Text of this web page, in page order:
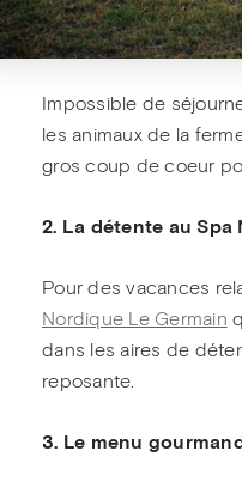
Impossible de
les animaux de la
gros coup de coeur
2. La détente au Spa
Pour des vacances
Nordique Le Germain
dans les aires de
reposante.
3. Le menu